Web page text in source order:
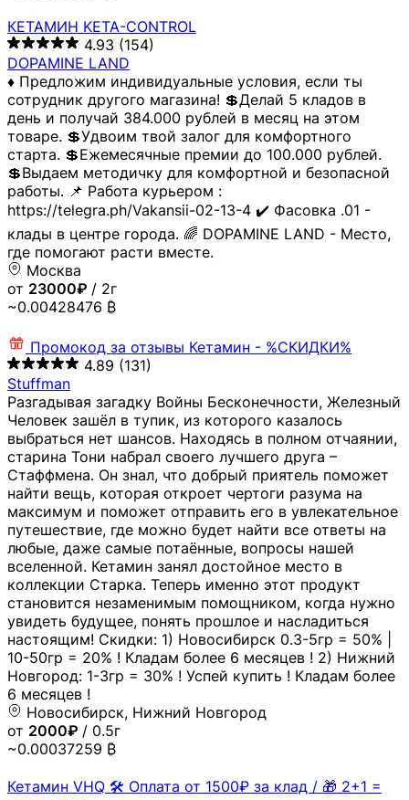
КЕТАМИН KETA-CONTROL
4.93 (154)
DOPAMINE LAND
♦️ Предложим индивидуальные условия, если ты
сотрудник другого магазина! 💲Делай 5 кладов в
день и получай 384.000 рублей в месяц на этом
товаре. 💲Удвоим твой залог для комфортного
старта. 💲Ежемесячные премии до 100.000 рублей.
💲Выдаем методичку для комфортной и безопасной
работы. 📌 Работа курьером :
https://telegra.ph/Vakansii-02-13-4 ✔️ Фасовка .01 -
клады в центре города. 🌈 DOPAMINE LAND - Место,
где помогают расти вместе.
Москва
от 23000₽ / 2г
~0.00428476 ₿
Промокод за отзывы Кетамин - %СКИДКИ%
4.89 (131)
Stuffman
Разгадывая загадку Войны Бесконечности, Железный
Человек зашёл в тупик, из которого казалось
выбраться нет шансов. Находясь в полном отчаянии,
старина Тони набрал своего лучшего друга –
Стаффмена. Он знал, что добрый приятель поможет
найти вещь, которая откроет чертоги разума на
максимум и поможет отправить его в увлекательное
путешествие, где можно будет найти все ответы на
любые, даже самые потаённые, вопросы нашей
вселенной. Кетамин занял достойное место в
коллекции Старка. Теперь именно этот продукт
становится незаменимым помощником, когда нужно
увидеть будущее, понять прошлое и насладиться
настоящим! Скидки: 1) Новосибирск 0.3-5гр = 50% |
10-50гр = 20% ! Кладам более 6 месяцев ! 2) Нижний
Новгород: 1-3гр = 30% ! Успей купить ! Кладам более
6 месяцев !
Новосибирск, Нижний Новгород
от 2000₽ / 0.5г
~0.00037259 ₿
Кетамин VHQ 🛠 Оплата от 1500₽ за клад / 🎁 2+1 =